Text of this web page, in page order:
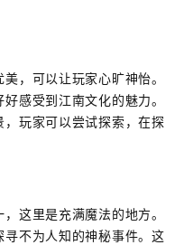
，可以让玩家心旷神怡。
感受到江南文化的魅力。
玩家可以尝试探索，在探
这里是充满魔法的地方。
不为人知的神秘事件。这